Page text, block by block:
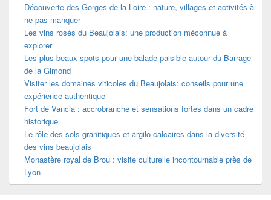
Découverte des Gorges de la Loire : nature, villages et activités à
ne pas manquer
Les vins rosés du Beaujolais: une production méconnue à
explorer
Les plus beaux spots pour une balade paisible autour du Barrage
de la Gimond
Visiter les domaines viticoles du Beaujolais: conseils pour une
expérience authentique
Fort de Vancia : accrobranche et sensations fortes dans un cadre
historique
Le rôle des sols granitiques et argilo-calcaires dans la diversité
des vins beaujolais
Monastère royal de Brou : visite culturelle incontournable près de
Lyon